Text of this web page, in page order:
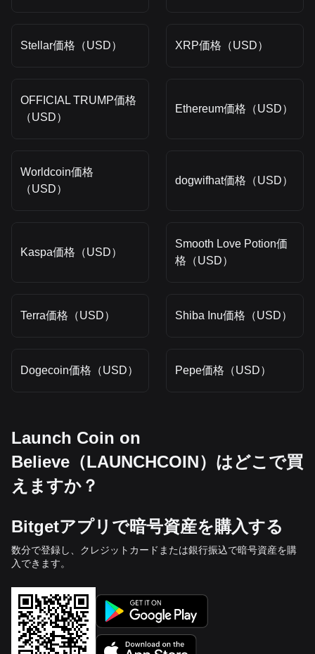
Stellar価格（USD） XRP価格（USD）
OFFICIAL TRUMP価格
（USD）
Ethereum価格（USD）
Worldcoin価格
（USD）
dogwifhat価格（USD）
Kaspa価格（USD）
Smooth Love Potion価
格（USD）
Terra価格（USD） Shiba Inu価格（USD）
Dogecoin価格（USD） Pepe価格（USD）
Launch Coin on
Believe（LAUNCHCOIN）はどこで買
えますか？
Bitgetアプリで暗号資産を購入する
数分で登録し、クレジットカードまたは銀行振込で暗号資産を購
入できます。